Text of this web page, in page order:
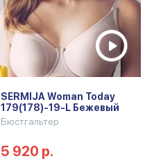
SERMIJA Woman Today
179(178)-19-L Бежевый
Бюстгальтер
5 920 р.